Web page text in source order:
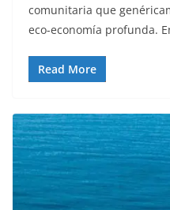
comunitaria que
eco-economía profunda.
Read More